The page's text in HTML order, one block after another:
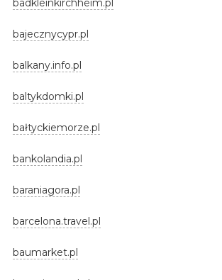
badkleinkirchheim.pl
bajecznycypr.pl
balkany.info.pl
baltykdomki.pl
bałtyckiemorze.pl
bankolandia.pl
baraniagora.pl
barcelona.travel.pl
baumarket.pl